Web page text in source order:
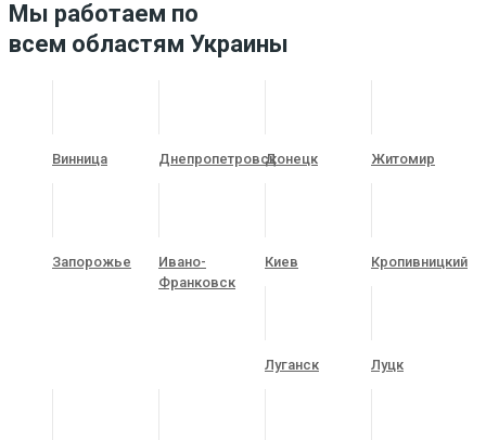
Мы работаем по
всем областям Украины
Винница ДнепропетровскДонецк Житомир
Запорожье
Ивано-
Франковск
Киев Кропивницкий
Луганск Луцк